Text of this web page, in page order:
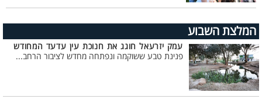
המלצת השבוע
עמק יזרעאל חוגג את חנוכת עין עדעד המחודש
פנינת טבע ששוקמה ונפתחה מחדש לציבור הרחב...